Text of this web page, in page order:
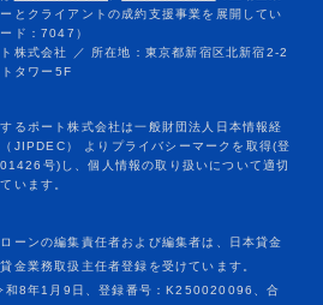
ーンの編集責任者および編集者は、日本貸金
金業務取扱主任者登録を受けています。
和8年1月9日、登録番号：K250020096、合